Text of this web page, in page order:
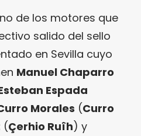
de los motores que
salido del sello
en Sevilla cuyo
Manuel Chaparro
Espada
Morales (Curro
(Çerhio Ruîh) y